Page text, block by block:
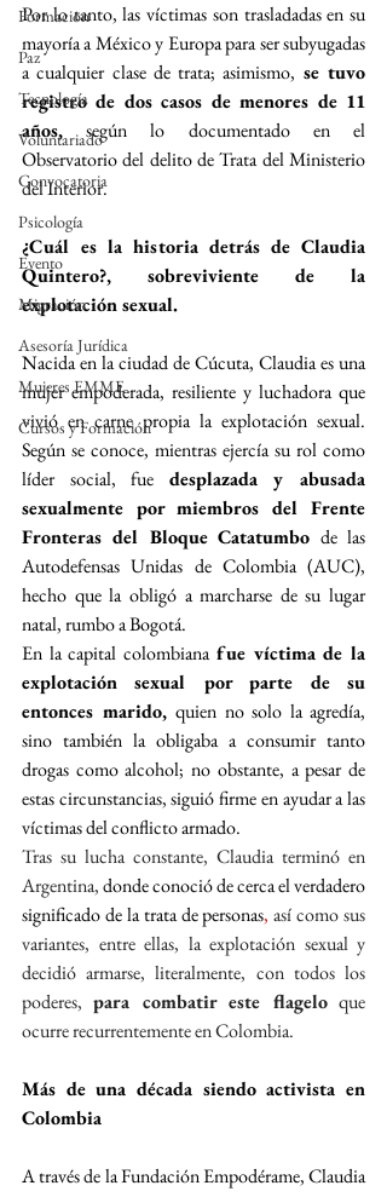
Formacion
Paz
Tecnología
Voluntariado
Convocatoria
Psicología
Evento
Migración
Asesoría Jurídica
Mujeres EMME
Cursos y Formación
Por lo tanto, las víctimas son trasladadas en su
mayoría a México y Europa para ser subyugadas
a cualquier clase de trata; asimismo, se tuvo
registro de dos casos de menores de 11
años, según lo documentado en el
Observatorio del delito de Trata del Ministerio
del Interior.
¿Cuál es la historia detrás de Claudia
Quintero?, sobreviviente de la
explotación sexual.
Nacida en la ciudad de Cúcuta, Claudia es una
mujer empoderada, resiliente y luchadora que
vivió en carne propia la explotación sexual.
Según se conoce, mientras ejercía su rol como
líder social, fue desplazada y abusada
sexualmente por miembros del Frente
Fronteras del Bloque Catatumbo de las
Autodefensas Unidas de Colombia (AUC),
hecho que la obligó a marcharse de su lugar
natal, rumbo a Bogotá.
En la capital colombiana fue víctima de la
explotación sexual por parte de su
entonces marido, quien no solo la agredía,
sino también la obligaba a consumir tanto
drogas como alcohol; no obstante, a pesar de
estas circunstancias, siguió firme en ayudar a las
víctimas del conflicto armado.
Tras su lucha constante, Claudia terminó en
Argentina,donde conoció de cerca el verdadero
significado de la trata de personas, así como sus
variantes, entre ellas, la explotación sexual y
decidió armarse, literalmente, con todos los
poderes, para combatir este flagelo que
ocurre recurrentemente en Colombia.
Más de una década siendo activista en
Colombia
A través de la Fundación Empodérame, Claudia